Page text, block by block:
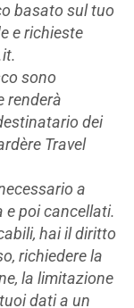
basato sul tuo
e richieste
sono
renderà
dei
Travel
a
poi cancellati.
hai il diritto
richiedere la
la limitazione
dati a un